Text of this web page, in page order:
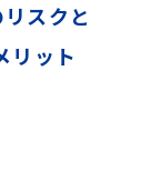
スクと
リット